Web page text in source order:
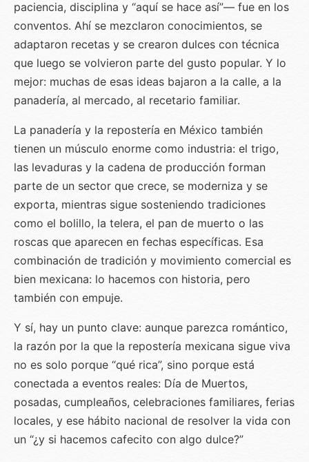
paciencia, disciplina y “aquí se hace así”— fue en los
conventos. Ahí se mezclaron conocimientos, se
adaptaron recetas y se crearon dulces con técnica
que luego se volvieron parte del gusto popular. Y lo
mejor: muchas de esas ideas bajaron a la calle, a la
panadería, al mercado, al recetario familiar.
La panadería y la repostería en México también
tienen un músculo enorme como industria: el trigo,
las levaduras y la cadena de producción forman
parte de un sector que crece, se moderniza y se
exporta, mientras sigue sosteniendo tradiciones
como el bolillo, la telera, el pan de muerto o las
roscas que aparecen en fechas específicas. Esa
combinación de tradición y movimiento comercial es
bien mexicana: lo hacemos con historia, pero
también con empuje.
Y sí, hay un punto clave: aunque parezca romántico,
la razón por la que la repostería mexicana sigue viva
no es solo porque “qué rica”, sino porque está
conectada a eventos reales: Día de Muertos,
posadas, cumpleaños, celebraciones familiares, ferias
locales, y ese hábito nacional de resolver la vida con
un “¿y si hacemos cafecito con algo dulce?”